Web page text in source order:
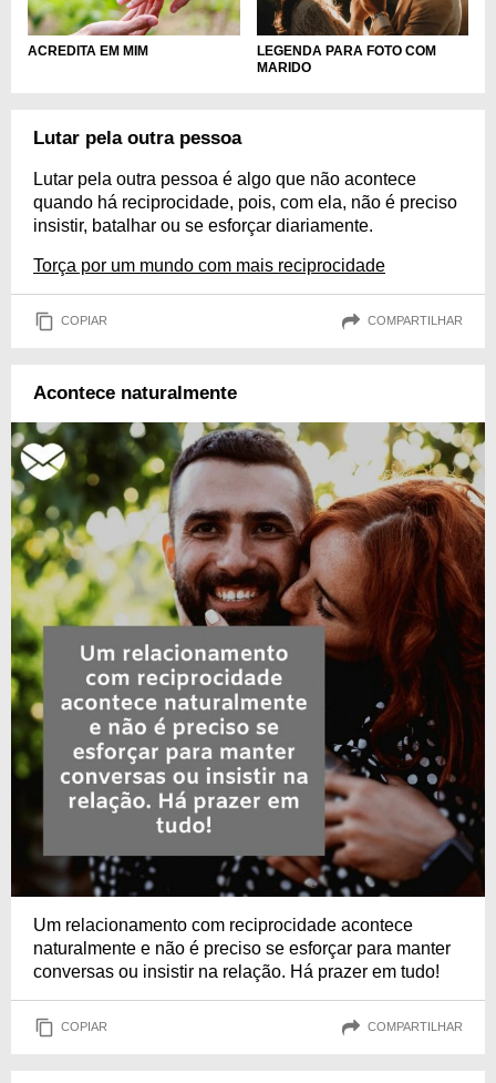
ACREDITA EM MIM
LEGENDA PARA FOTO COM
MARIDO
Lutar pela outra pessoa
Lutar pela outra pessoa é algo que não acontece
quando há reciprocidade, pois, com ela, não é preciso
insistir, batalhar ou se esforçar diariamente.
Torça por um mundo com mais reciprocidade
COPIAR COMPARTILHAR
Acontece naturalmente
Um relacionamento com reciprocidade acontece
naturalmente e não é preciso se esforçar para manter
conversas ou insistir na relação. Há prazer em tudo!
COPIAR COMPARTILHAR